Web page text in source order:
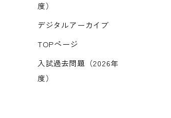
度）
デジタルアーカイブ
TOPページ
入試過去問題（2026年
度）